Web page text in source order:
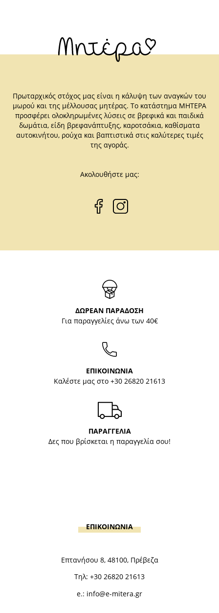
Πρωταρχικός στόχος μας είναι η κάλυψη των αναγκών του
μωρού και της μέλλουσας μητέρας. Το κατάστημα ΜΗΤΕΡΑ
προσφέρει ολοκληρωμένες λύσεις σε βρεφικά και παιδικά
δωμάτια, είδη βρεφανάπτυξης, καροτσάκια, καθίσματα
αυτοκινήτου, ρούχα και βαπτιστικά στις καλύτερες τιμές
της αγοράς.
Ακολουθήστε μας:
ΔΩΡΕΑΝ ΠΑΡΑΔΟΣΗ
Για παραγγελίες άνω των 40€
ΕΠΙΚΟΙΝΩΝΙΑ
Καλέστε μας στο +30 26820 21613
ΠΑΡΑΓΓΕΛΙΑ
Δες που βρίσκεται η παραγγελία σου!
ΕΠΙΚΟΙΝΩΝΙΑ
Επτανήσου 8, 48100, Πρέβεζα
Τηλ: +30 26820 21613
e.: info@e-mitera.gr